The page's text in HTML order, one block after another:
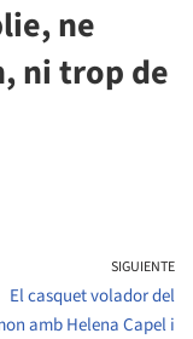
ne
ni trop de
SIGUIENTE
El casquet volador del
amb Helena Capel i